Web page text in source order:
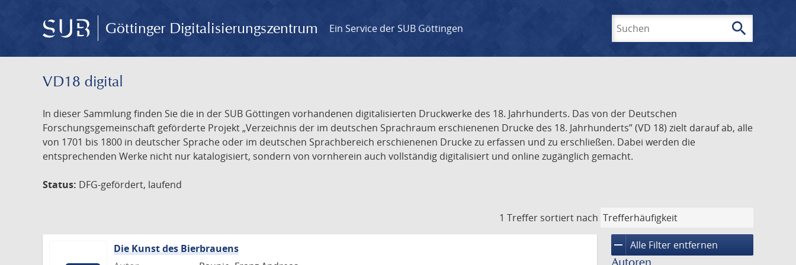
Göttinger Digitalisierungszentrum Ein Service der SUB Göttingen search
VD18 digital
In dieser Sammlung finden Sie die in der SUB Göttingen vorhandenen digitalisierten Druckwerke des 18. Jahrhunderts. Das von der Deutschen
Forschungsgemeinschaft geförderte Projekt „Verzeichnis der im deutschen Sprachraum erschienenen Drucke des 18. Jahrhunderts” (VD 18) zielt darauf ab, alle
von 1701 bis 1800 in deutscher Sprache oder im deutschen Sprachbereich erschienenen Drucke zu erfassen und zu erschließen. Dabei werden die
entsprechenden Werke nicht nur katalogisiert, sondern von vornherein auch vollständig digitalisiert und online zugänglich gemacht.
Status: DFG-gefördert, laufend
1 Treffer sortiert nach
remove Alle Filter entfernen
Die Kunst des Bierbrauens